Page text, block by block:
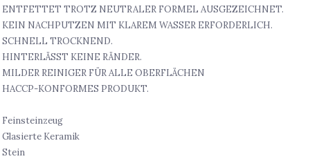
ENTFETTET TROTZ NEUTRALER FORMEL AUSGEZEICHNET.
KEIN NACHPUTZEN MIT KLAREM WASSER ERFORDERLICH.
SCHNELL TROCKNEND.
HINTERLÄSST KEINE RÄNDER.
MILDER REINIGER FÜR ALLE OBERFLÄCHEN
HACCP-KONFORMES PRODUKT.
Feinsteinzeug
Glasierte Keramik
Stein